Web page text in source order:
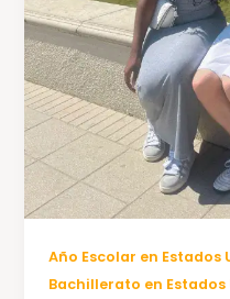
Año Escolar en Estados
Bachillerato en Estados